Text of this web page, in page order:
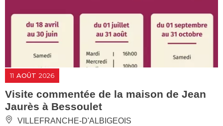
11 AOÛT 2026
Visite commentée de la maison de Jean
Jaurès à Bessoulet
VILLEFRANCHE-D'ALBIGEOIS